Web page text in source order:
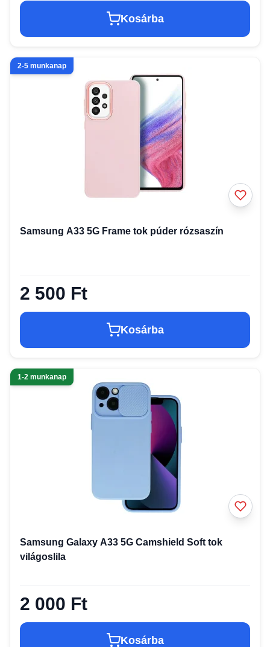
Kosárba
2-5 munkanap
Samsung A33 5G Frame tok púder rózsaszín
2 500 Ft
Kosárba
1-2 munkanap
Samsung Galaxy A33 5G Camshield Soft tok
világoslila
2 000 Ft
Kosárba